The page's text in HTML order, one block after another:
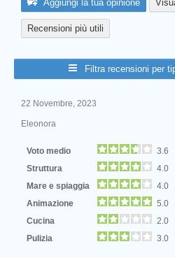
Aggiungi la tua opinione
Recensioni più utili
Filtra recensioni per
22 Novembre, 2023
Eleonora
Voto medio
3.6
Struttura
4.0
Mare e spiaggia
4.0
Animazione
5.0
Cucina
2.0
Pulizia
3.0